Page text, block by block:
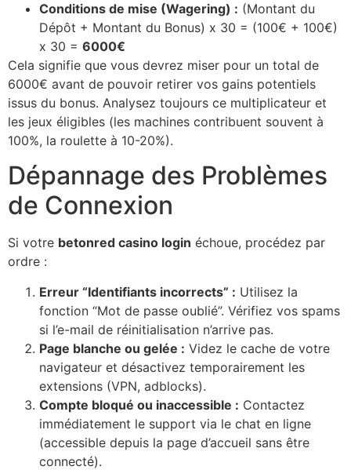
Conditions de mise (Wagering) : (Montant du
Dépôt + Montant du Bonus) x 30 = (100€ + 100€)
x 30 = 6000€
Cela signifie que vous devrez miser pour un total de
6000€ avant de pouvoir retirer vos gains potentiels
issus du bonus. Analysez toujours ce multiplicateur et
les jeux éligibles (les machines contribuent souvent à
100%, la roulette à 10-20%).
Dépannage des Problèmes
de Connexion
Si votre betonred casino login échoue, procédez par
ordre :
Erreur “Identifiants incorrects” : Utilisez la
fonction “Mot de passe oublié”. Vérifiez vos spams
si l’e-mail de réinitialisation n’arrive pas.
Page blanche ou gelée : Videz le cache de votre
navigateur et désactivez temporairement les
extensions (VPN, adblocks).
Compte bloqué ou inaccessible : Contactez
immédiatement le support via le chat en ligne
(accessible depuis la page d’accueil sans être
connecté).